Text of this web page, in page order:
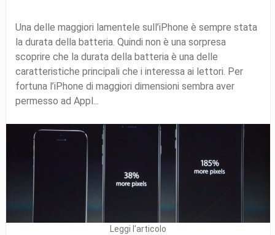
Una delle maggiori lamentele sull’iPhone è sempre stata
la durata della batteria. Quindi non è una sorpresa
scoprire che la durata della batteria è una delle
caratteristiche principali che i interessa ai lettori. Per
fortuna l’iPhone di maggiori dimensioni sembra aver
permesso ad Appl...
Leggi l'articolo